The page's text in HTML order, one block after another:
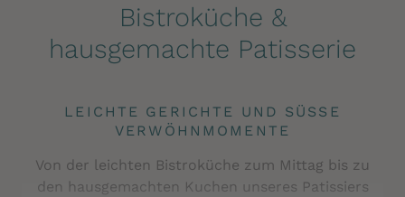
Bistroküche &
hausgemachte Patisserie
LEICHTE GERICHTE UND SÜSSE V
ERWÖHNMOMENTE
Von der leichten Bistroküche zum Mittag bis zu
den hausgemachten Kuchen unseres Patissiers